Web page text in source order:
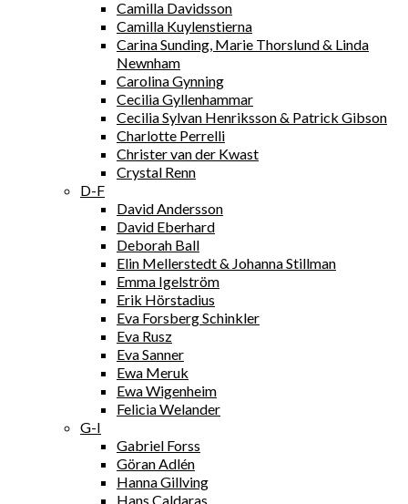
Camilla Davidsson
Camilla Kuylenstierna
Carina Sunding, Marie Thorslund & Linda
Newnham
Carolina Gynning
Cecilia Gyllenhammar
Cecilia Sylvan Henriksson & Patrick Gibson
Charlotte Perrelli
Christer van der Kwast
Crystal Renn
D-F
David Andersson
David Eberhard
Deborah Ball
Elin Mellerstedt & Johanna Stillman
Emma Igelström
Erik Hörstadius
Eva Forsberg Schinkler
Eva Rusz
Eva Sanner
Ewa Meruk
Ewa Wigenheim
Felicia Welander
G-I
Gabriel Forss
Göran Adlén
Hanna Gillving
Hans Caldaras